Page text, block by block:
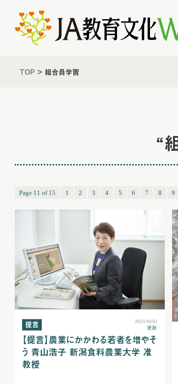
TOP > 組合員学習
“
Page 11 of 15 1 2 3 4 5 6 7 8 9
提言
2023/10/02
更新
【提言】農業にかかわる若者を増やそ
う 青山浩子 新潟食料農業大学 准
教授